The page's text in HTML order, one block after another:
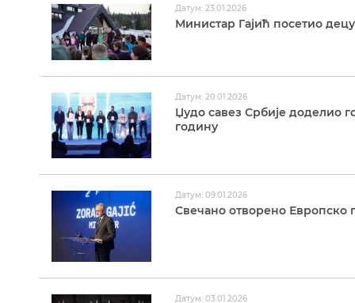
Датум: 23.01.2026
Министар Гајић посетио
Датум: 20.01.2026
Џудо савез Србије доделио
годину
Датум: 09.01.2026
Свечано отворено Европско
Датум: 03.01.2026